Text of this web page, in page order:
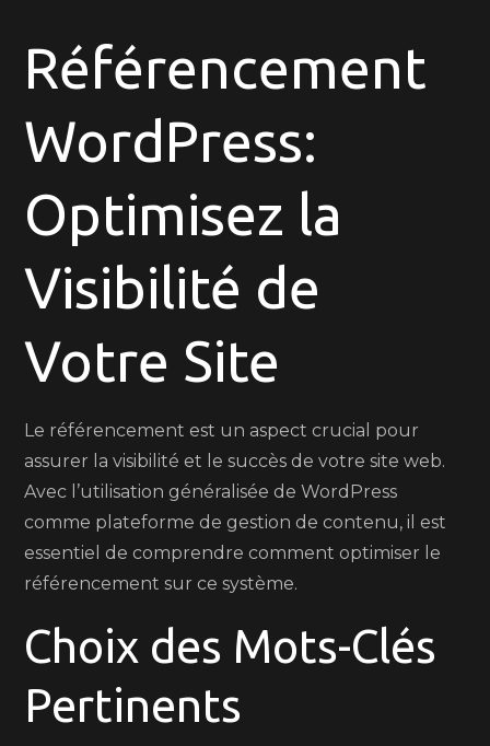
Référencement
WordPress:
Optimisez la
Visibilité de
Votre Site
Le référencement est un aspect crucial pour
assurer la visibilité et le succès de votre site web.
Avec l’utilisation généralisée de WordPress
comme plateforme de gestion de contenu, il est
essentiel de comprendre comment optimiser le
référencement sur ce système.
Choix des Mots-Clés
Pertinents